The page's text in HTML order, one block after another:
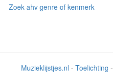
Zoek ahv genre of kenmerk
Muzieklijstjes.nl - Toelichting -